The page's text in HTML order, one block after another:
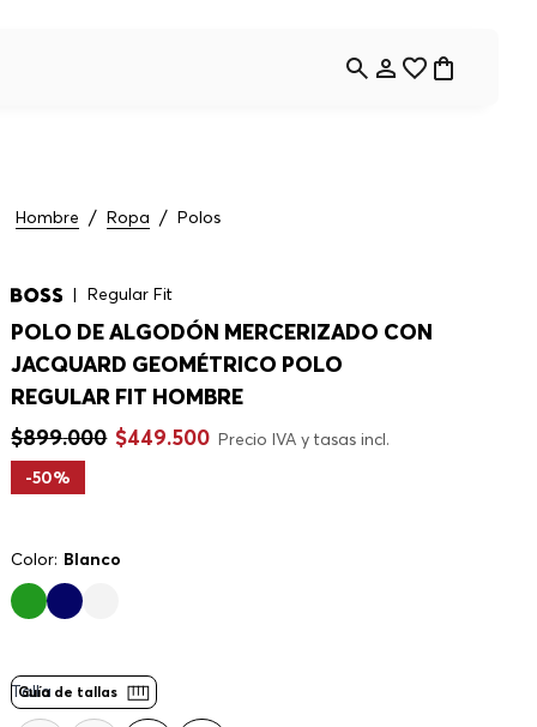
Hombre Ropa Polos
Regular Fit
POLO DE ALGODÓN MERCERIZADO CON
JACQUARD GEOMÉTRICO POLO
REGULAR FIT HOMBRE
$899.000 $449.500 Precio IVA y tasas incl.
-50%
Color: Blanco
Guía de tallas
Talla